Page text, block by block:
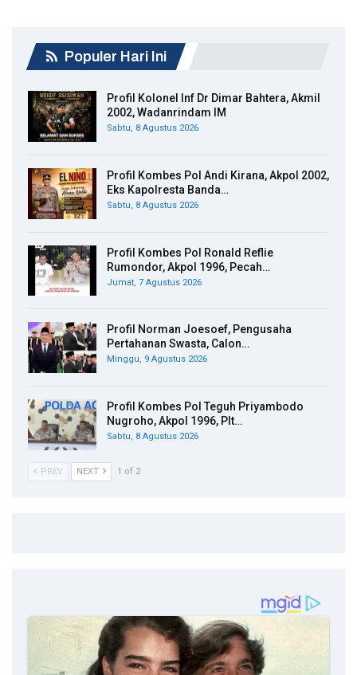
Populer Hari Ini
Profil Kolonel Inf Dr Dimar Bahtera, Akmil
2002, Wadanrindam IM
Sabtu, 8 Agustus 2026
Profil Kombes Pol Andi Kirana, Akpol 2002,
Eks Kapolresta Banda…
Sabtu, 8 Agustus 2026
Profil Kombes Pol Ronald Reflie
Rumondor, Akpol 1996, Pecah…
Jumat, 7 Agustus 2026
Profil Norman Joesoef, Pengusaha
Pertahanan Swasta, Calon…
Minggu, 9 Agustus 2026
Profil Kombes Pol Teguh Priyambodo
Nugroho, Akpol 1996, Plt…
Sabtu, 8 Agustus 2026
PREV NEXT 1 of 2